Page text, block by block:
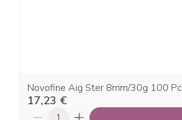
Novofine Aig Ster 8mm/30g 100 Pc
17,23 €
Quantité